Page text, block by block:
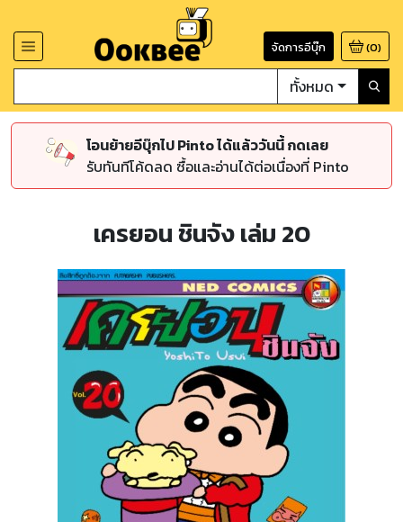
จัดการอีบุ๊ก (0)
ทั้งหมด
โอนย้ายอีบุ๊กไป Pinto ได้แล้ววันนี้ กดเลย
รับทันทีโค้ดลด ซื้อและอ่านได้ต่อเนื่องที่ Pinto
เครยอน ชินจัง เล่ม 20